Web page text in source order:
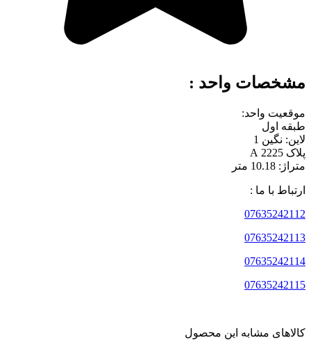
مشخصات واحد :
موقعیت واحد:
طبقه اول
لاین: نگین 1
پلاک 2225 A
متراژ: 10.18 متر
ارتباط با ما :
07635242112
07635242113
07635242114
07635242115
کالاهای مشابه این محصول